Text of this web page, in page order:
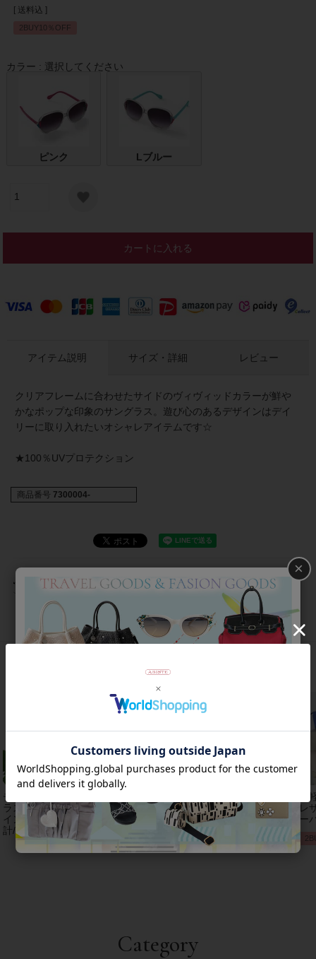
送料込
2BUY10％OFF
カラー 選択してください
ピンク Lブルー
カートに入れる
アイテム説明
クリアフレームに合わせたサイドのヴィヴィッドカラーが鮮や
かなポップな印象のサングラス。遊び心のあるデザインはデイ
リーに取り入れたいオシャレアイテムです☆
★100％UVプロテクション
サイズ・詳細 レビュー
商品番号 7300004-
返品について
おすすめアイテム
チェコクリスタルガ
ラス立体リボンデザ
インベルト時
計/9240001
チ】イタリア製大ぶ
りイヤリン
ール×キュービック
ジルコニアフラワー
ネックレス/1021016
【
レ
ー
Category
×